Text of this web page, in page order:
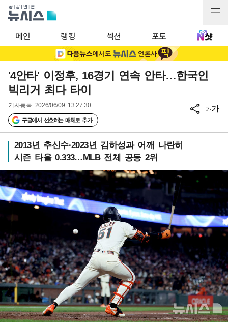
메인 랭킹 섹션 포토
'4안타' 이정후, 16경기 연속 안타…한국인
빅리거 최다 타이
기사등록 2026/06/09 13:27:30
구글에서 선호하는 매체로 추가
가가
2013년 추신수·2023년 김하성과 어깨 나란히
시즌 타율 0.333…MLB 전체 공동 2위